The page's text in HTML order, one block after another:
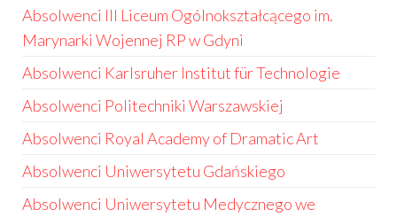
Absolwenci III Liceum Ogólnokształcącego im.
Marynarki Wojennej RP w Gdyni
Absolwenci Karlsruher Institut für Technologie
Absolwenci Politechniki Warszawskiej
Absolwenci Royal Academy of Dramatic Art
Absolwenci Uniwersytetu Gdańskiego
Absolwenci Uniwersytetu Medycznego we